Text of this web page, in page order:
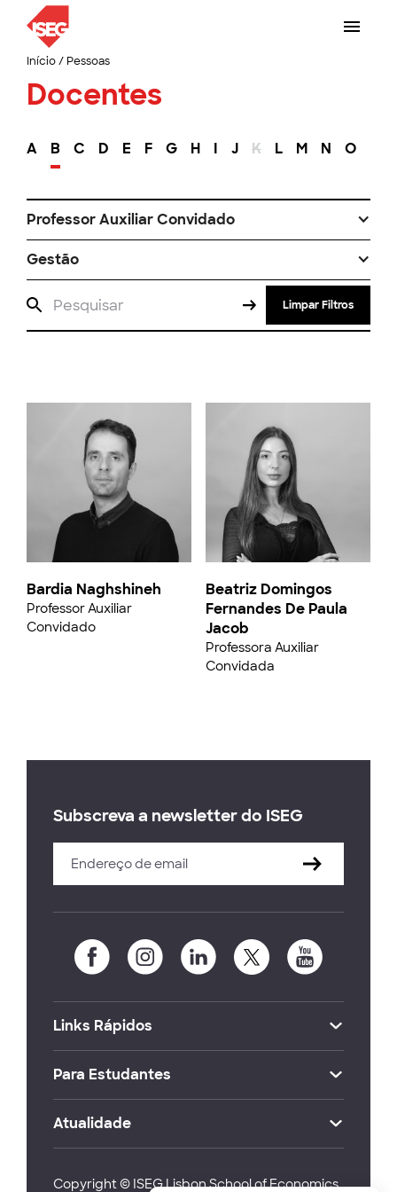
Início/ Pessoas
Docentes
A B C D E F G H I J K L M N O
Professor Auxiliar Convidado
Gestão
Limpar Filtros
Bardia Naghshineh
Professor Auxiliar
Convidado
Beatriz Domingos
Fernandes De Paula
Jacob
Professora Auxiliar
Convidada
Subscreva a newsletter do ISEG
Links Rápidos
Para Estudantes
Atualidade
Copyright © ISEG Lisbon School of Economics